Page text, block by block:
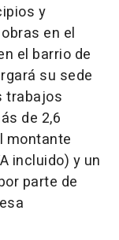
y
en el
el barrio de
su sede
trabajos
de 2,6
montante
incluido) y un
parte de